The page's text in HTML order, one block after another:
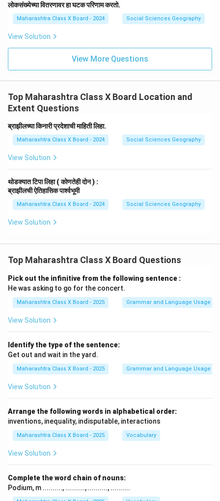
लोकसंख्येच्या वितरणावर हा घटक परिणाम करतो.
Maharashtra Class X Board - 2024 Social Sciences Geography
View Solution
View More Questions
Top Maharashtra Class X Board Location and
Extent Questions
ब्राझीलच्या किनारी प्रदेशाची माहिती लिहा.
Maharashtra Class X Board - 2024 Social Sciences Geography
View Solution
थोडक्यात टिपा लिहा ( कोणतेही दोन ) :
ब्राझीलची ऐतिहासिक पार्श्वभूमी
Maharashtra Class X Board - 2024 Social Sciences Geography
View Solution
Top Maharashtra Class X Board Questions
Pick out the infinitive from the following sentence :
He was asking to go for the concert.
Maharashtra Class X Board - 2025 Grammar and Language Usage
View Solution
Identify the type of the sentence:
Get out and wait in the yard.
Maharashtra Class X Board - 2025 Grammar and Language Usage
View Solution
Arrange the following words in alphabetical order:
inventions, inequality, indisputable, interactions
Maharashtra Class X Board - 2025 Vocabulary
View Solution
Complete the word chain of nouns:
Podium, m .........., .........., .........., ..........